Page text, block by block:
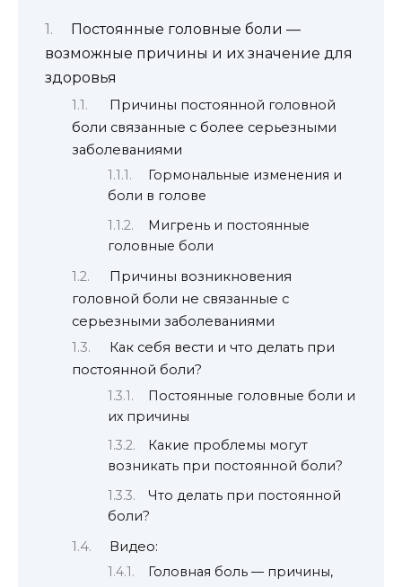
Постоянные головные боли —
возможные причины и их значение для
здоровья
Причины постоянной головной
боли связанные с более серьезными
заболеваниями
Гормональные изменения и
боли в голове
Мигрень и постоянные
головные боли
Причины возникновения
головной боли не связанные с
серьезными заболеваниями
Как себя вести и что делать при
постоянной боли?
Постоянные головные боли и
их причины
Какие проблемы могут
возникать при постоянной боли?
Что делать при постоянной
боли?
Видео:
Головная боль — причины,